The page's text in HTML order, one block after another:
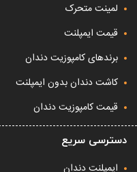
لمینت متحرک
قیمت ایمپلنت
برندهای کامپوزیت دندان
کاشت دندان بدون ایمپلنت
قیمت کامپوزیت دندان
دسترسی سریع
ایمپلنت دندان